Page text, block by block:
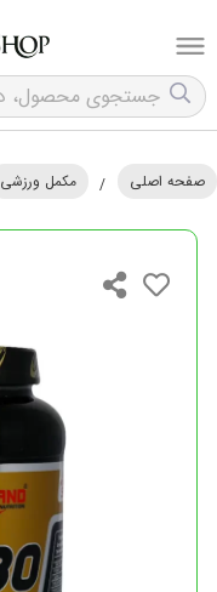
صفحه اصلی / مکمل ورزشی